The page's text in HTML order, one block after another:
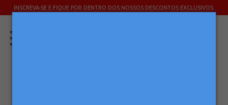
INSCREVA-SE E FIQUE POR DENTRO DOS NOSSOS DESCONTOS EXCLUSIVOS.